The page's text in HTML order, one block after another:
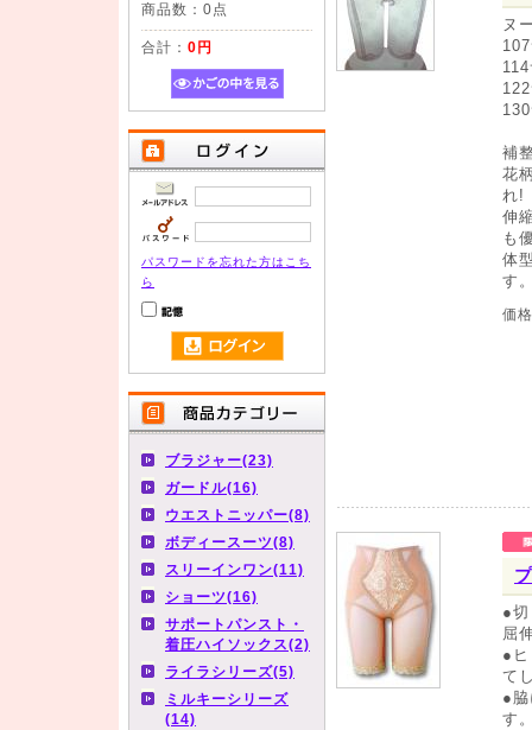
商品数：0点
合計： 0円
パスワードを忘れた方はこち
ら
ブラジャー(23)
ガードル(16)
ウエストニッパー(8)
ボディースーツ(8)
スリーインワン(11)
ショーツ(16)
サポートパンスト・
着圧ハイソックス(2)
ライラシリーズ(5)
ミルキーシリーズ
(14)
ヌ
補
花
れ!
伸
も
体
す
価格
●
屈
●
て
●
す